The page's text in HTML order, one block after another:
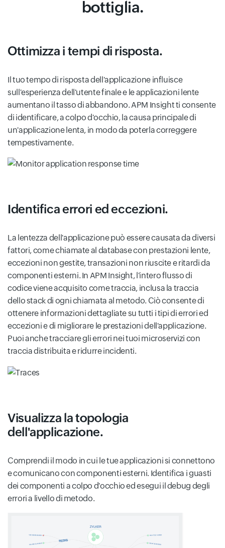
bottiglia.
Ottimizza i tempi di risposta.
Il tuo tempo di risposta dell'applicazione influisce
sull'esperienza dell'utente finale e le applicazioni lente
aumentano il tasso di abbandono. APM Insight ti consente
di identificare, a colpo d'occhio, la causa principale di
un'applicazione lenta, in modo da poterla correggere
tempestivamente.
Identifica errori ed eccezioni.
La lentezza dell'applicazione può essere causata da diversi
fattori, come chiamate al database con prestazioni lente,
eccezioni non gestite, transazioni non riuscite e ritardi da
componenti esterni. In APM Insight, l'intero flusso di
codice viene acquisito come traccia, inclusa la traccia
dello stack di ogni chiamata al metodo. Ciò consente di
ottenere informazioni dettagliate su tutti i tipi di errori ed
eccezioni e di migliorare le prestazioni dell'applicazione.
Puoi anche tracciare gli errori nei tuoi microservizi con
traccia distribuita e ridurre incidenti.
Visualizza la topologia
dell'applicazione.
Comprendi il modo in cui le tue applicazioni si connettono
e comunicano con componenti esterni. Identifica i guasti
dei componenti a colpo d'occhio ed esegui il debug degli
errori a livello di metodo.